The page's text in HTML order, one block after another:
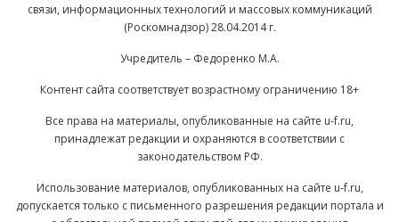
связи, информационных технологий и массовых коммуникаций
(Роскомнадзор) 28.04.2014 г.
Учредитель – Федоренко М.А.
Контент сайта соответствует возрастному ограничению 18+
Все права на материалы, опубликованные на сайте u-f.ru,
принадлежат редакции и охраняются в соответствии с
законодательством РФ.
Использование материалов, опубликованных на сайте u-f.ru,
допускается только с письменного разрешения редакции портала и